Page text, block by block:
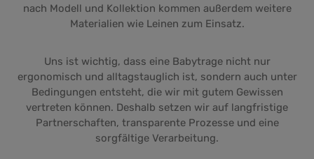
nach Modell und Kollektion kommen außerdem weitere
Materialien wie Leinen zum Einsatz.
Uns ist wichtig, dass eine Babytrage nicht nur
ergonomisch und alltagstauglich ist, sondern auch unter
Bedingungen entsteht, die wir mit gutem Gewissen
vertreten können. Deshalb setzen wir auf langfristige
Partnerschaften, transparente Prozesse und eine
sorgfältige Verarbeitung.